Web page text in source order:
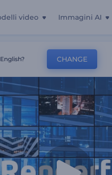
video Immagini AI
CHANGE